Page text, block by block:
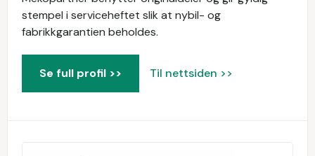
stempel i serviceheftet slik at nybil- og
fabrikkgarantien beholdes.
Se full profil >> Til nettsiden >>